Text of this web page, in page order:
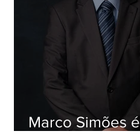
Marco Simões é